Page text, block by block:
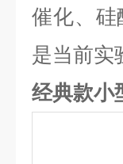
催化、硅
是当前实
经典款小